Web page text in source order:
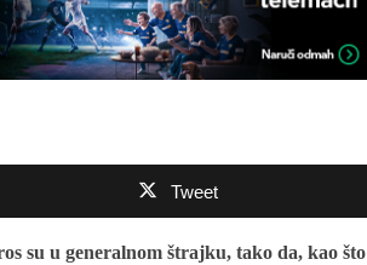
Tweet
su u generalnom štrajku, tako da, kao što